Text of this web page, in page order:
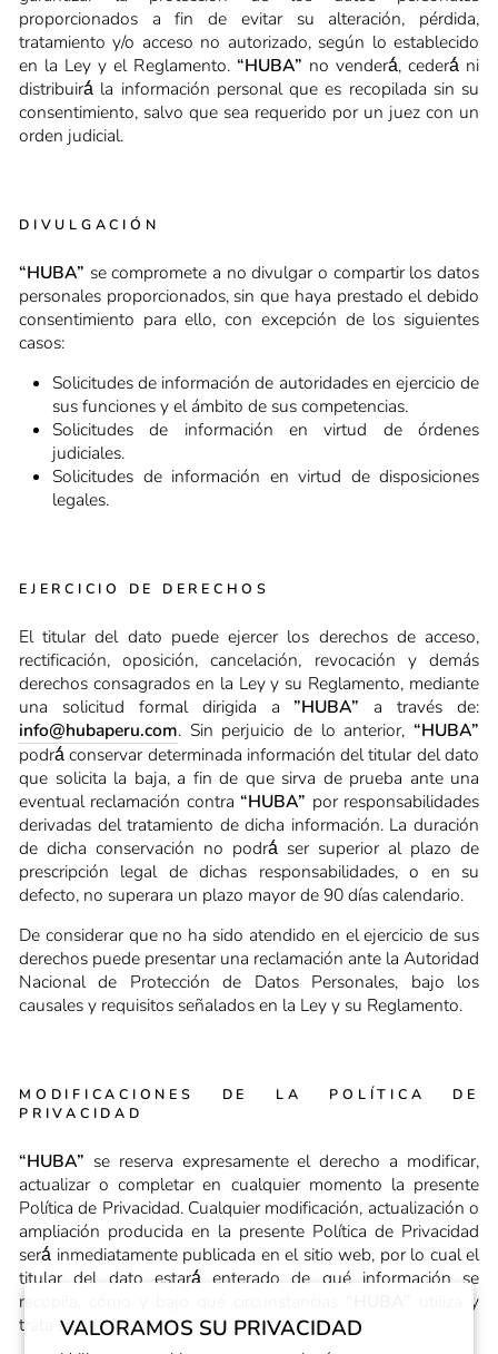
VALORAMOS SU PRIVACIDAD
proporcionados a fin de evitar su alteración, pérdida,
tratamiento y/o acceso no autorizado, según lo establecido
en la Ley y el Reglamento. “HUBA” no venderá́, cederá́ ni
distribuirá́ la información personal que es recopilada sin su
consentimiento, salvo que sea requerido por un juez con un
orden judicial.
DIVULGACIÓN
“HUBA” se compromete a no divulgar o compartir los datos
personales proporcionados, sin que haya prestado el debido
consentimiento para ello, con excepción de los siguientes
casos:
Solicitudes de información de autoridades en ejercicio de
sus funciones y el ámbito de sus competencias.
Solicitudes de información en virtud de órdenes
judiciales.
Solicitudes de información en virtud de disposiciones
legales.
EJERCICIO DE DERECHOS
El titular del dato puede ejercer los derechos de acceso,
rectificación, oposición, cancelación, revocación y demás
derechos consagrados en la Ley y su Reglamento, mediante
una solicitud formal dirigida a ”HUBA” a través de:
info@hubaperu.com. Sin perjuicio de lo anterior, “HUBA”
podrá́ conservar determinada información del titular del dato
que solicita la baja, a fin de que sirva de prueba ante una
eventual reclamación contra“HUBA” por responsabilidades
derivadas del tratamiento de dicha información. La duración
de dicha conservación no podrá́ ser superior al plazo de
prescripción legal de dichas responsabilidades, o en su
defecto, no superara un plazo mayor de 90 días calendario.
De considerar que no ha sido atendido en el ejercicio de sus
derechos puede presentar una reclamación ante la Autoridad
Nacional de Protección de Datos Personales, bajo los
causales y requisitos señalados en la Ley y su Reglamento.
MODIFICACIONES DE LA POLÍTICA DE
PRIVACIDAD
“HUBA” se reserva expresamente el derecho a modificar,
actualizar o completar en cualquier momento la presente
Política de Privacidad. Cualquier modificación, actualización o
ampliación producida en la presente Política de Privacidad
será́ inmediatamente publicada en el sitio web, por lo cual el
titular del dato estará́ enterado de qué información se
recopila, cómo y bajo qué circunstancias
utiliza y
trata su información.